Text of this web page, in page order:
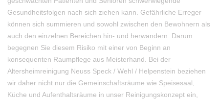
Gesundheitsfolgen nach sich ziehen kann. Gefährliche Erreger
können sich summieren und sowohl zwischen den Bewohnern als
auch den einzelnen Bereichen hin- und herwandern. Darum
begegnen Sie diesem Risiko mit einer von Beginn an
konsequenten Raumpflege aus Meisterhand. Bei der
Altersheimreinigung Neuss Speck / Wehl / Helpenstein beziehen
wir daher nicht nur die Gemeinschaftsräume wie Speisesaal,
Küche und Aufenthaltsräume in unser Reinigungskonzept ein,